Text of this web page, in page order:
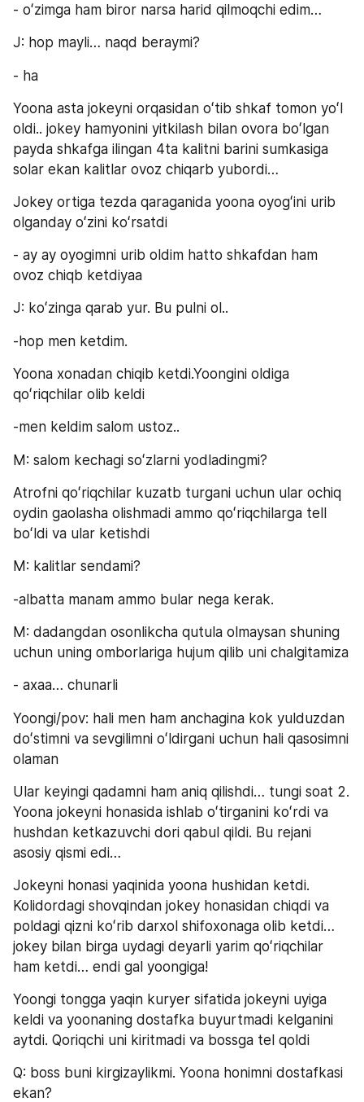
- oʻzimga ham biror narsa harid qilmoqchi edim…
J: hop mayli… naqd beraymi?
- ha
Yoona asta jokeyni orqasidan oʻtib shkaf tomon yoʻl
oldi.. jokey hamyonini yitkilash bilan ovora boʻlgan
payda shkafga ilingan 4ta kalitni barini sumkasiga
solar ekan kalitlar ovoz chiqarb yubordi…
Jokey ortiga tezda qaraganida yoona oyogʻini urib
olganday oʻzini koʻrsatdi
- ay ay oyogimni urib oldim hatto shkafdan ham
ovoz chiqb ketdiyaa
J: koʻzinga qarab yur. Bu pulni ol..
-hop men ketdim.
Yoona xonadan chiqib ketdi.Yoongini oldiga
qoʻriqchilar olib keldi
-men keldim salom ustoz..
M: salom kechagi soʻzlarni yodladingmi?
Atrofni qoʻriqchilar kuzatb turgani uchun ular ochiq
oydin gaolasha olishmadi ammo qoʻriqchilarga tell
boʻldi va ular ketishdi
M: kalitlar sendami?
-albatta manam ammo bular nega kerak.
M: dadangdan osonlikcha qutula olmaysan shuning
uchun uning omborlariga hujum qilib uni chalgitamiza
- axaa… chunarli
Yoongi/pov: hali men ham anchagina kok yulduzdan
doʻstimni va sevgilimni oʻldirgani uchun hali qasosimni
olaman
Ular keyingi qadamni ham aniq qilishdi… tungi soat 2.
Yoona jokeyni honasida ishlab oʻtirganini koʻrdi va
hushdan ketkazuvchi dori qabul qildi. Bu rejani
asosiy qismi edi…
Jokeyni honasi yaqinida yoona hushidan ketdi.
Kolidordagi shovqindan jokey honasidan chiqdi va
poldagi qizni koʻrib darxol shifoxonaga olib ketdi…
jokey bilan birga uydagi deyarli yarim qoʻriqchilar
ham ketdi… endi gal yoongiga!
Yoongi tongga yaqin kuryer sifatida jokeyni uyiga
keldi va yoonaning dostafka buyurtmadi kelganini
aytdi. Qoriqchi uni kiritmadi va bossga tel qoldi
Q: boss buni kirgizaylikmi. Yoona honimni dostafkasi
ekan?